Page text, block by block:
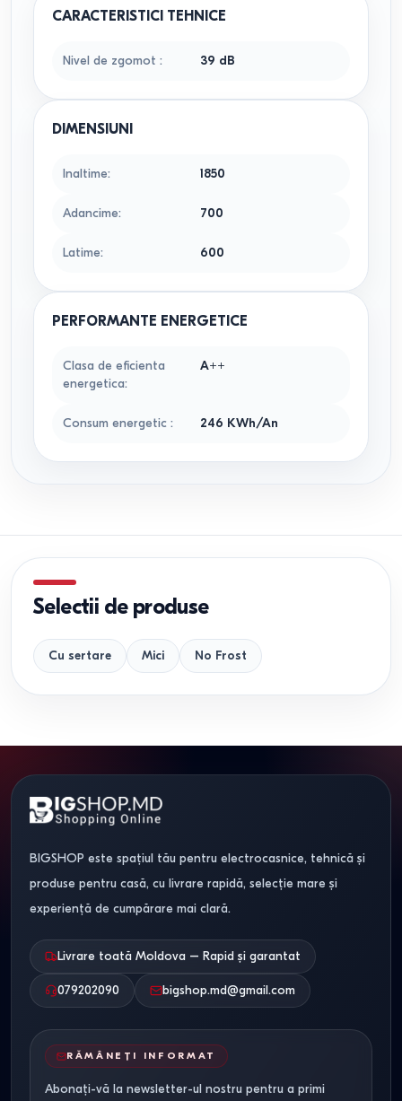
CARACTERISTICI TEHNICE
Nivel de zgomot : 39 dB
DIMENSIUNI
Inaltime: 1850
Adancime: 700
Latime: 600
PERFORMANTE ENERGETICE
Clasa de eficienta
energetica:
A++
Consum energetic : 246 KWh/An
Selectii de produse
Cu sertare Mici No Frost
BIGSHOP este spațiul tău pentru electrocasnice, tehnică și
produse pentru casă, cu livrare rapidă, selecție mare și
experiență de cumpărare mai clară.
Livrare toată Moldova – Rapid și garantat
079202090 bigshop.md@gmail.com
RĂMÂNEȚI INFORMAT
Abonați-vă la newsletter-ul nostru pentru a primi